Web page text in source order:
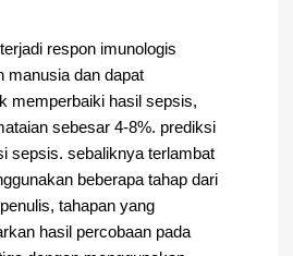
respon imunologis
manusia dan dapat
memperbaiki hasil sepsis,
sebesar 4-8%. prediksi
sepsis. sebaliknya terlambat
beberapa tahap dari
tahapan yang
hasil percobaan pada